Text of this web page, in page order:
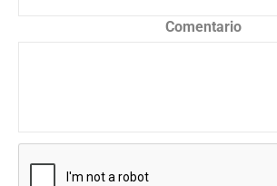
Comentario